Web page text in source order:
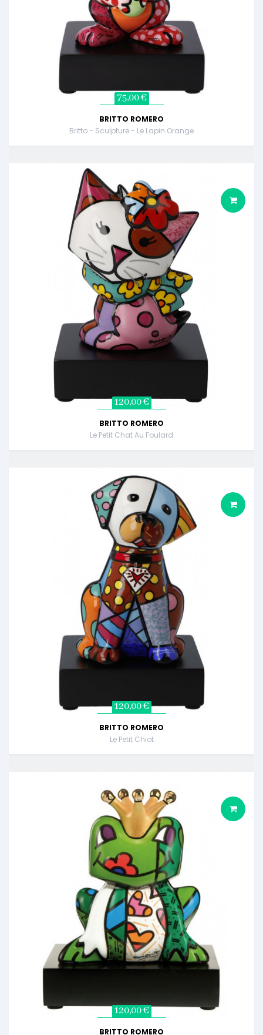
75,00 €
BRITTO ROMERO
Britto - Sculpture - Le Lapin Orange
120,00 €
BRITTO ROMERO
Le Petit Chat Au Foulard
120,00 €
BRITTO ROMERO
Le Petit Chiot
120,00 €
BRITTO ROMERO